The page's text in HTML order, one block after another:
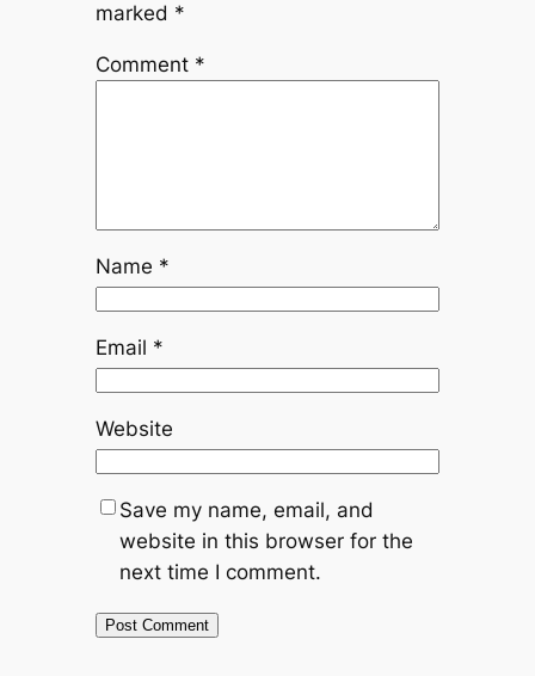
marked *
Comment *
Name *
Email *
Website
Save my name, email, and
website in this browser for the
next time I comment.